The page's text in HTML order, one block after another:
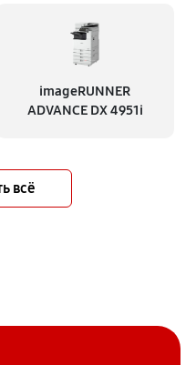
imageRUNNER
ADVANCE DX 4951i
всё